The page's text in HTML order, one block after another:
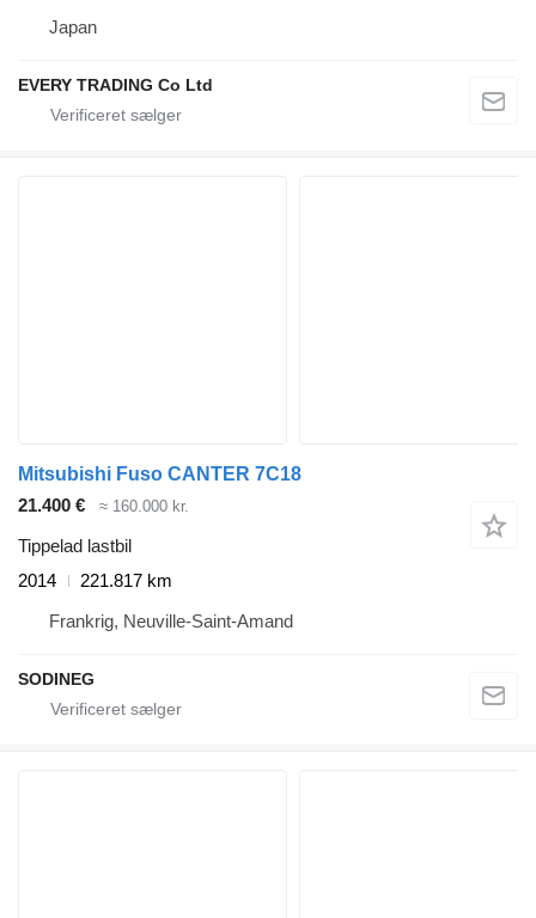
Japan
EVERY TRADING Co Ltd
Mitsubishi Fuso CANTER 7C18
21.400 €
≈ 160.000 kr.
Tippelad lastbil
2014
221.817 km
Frankrig, Neuville-Saint-Amand
SODINEG